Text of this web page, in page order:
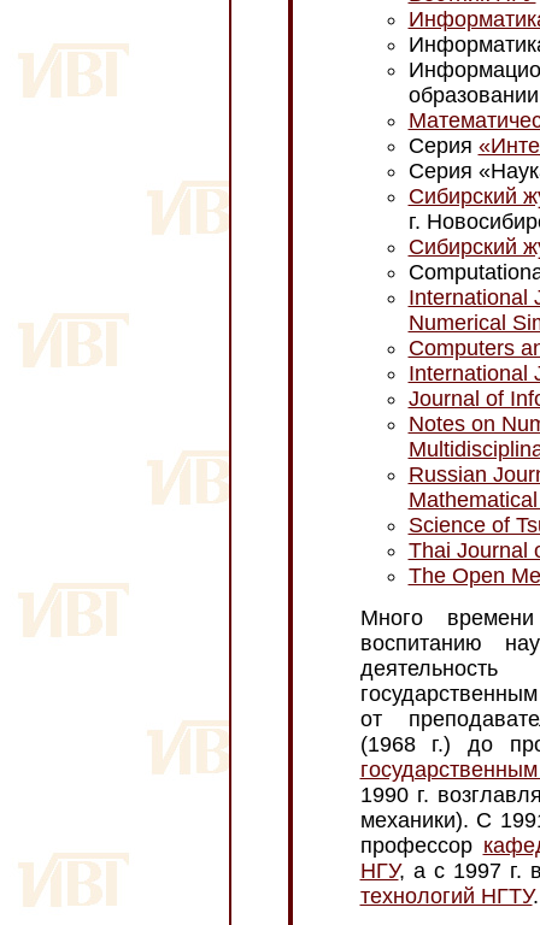
Серия
Серия
Сибирский
г.
Сибирский
International
Numerical
Computers
International
Journal of
Notes on
Russian
Science of
Thai Journal
The Open
Много
воспитанию
от
(1968 г.) до
1990 г.
механики). С
профессор
НГУ, а с 1997 г.
технологий НГТУ.